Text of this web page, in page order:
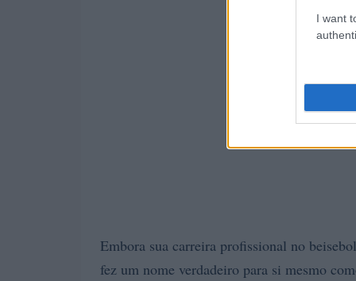
I want
Embora sua carreira profissional no
fez um nome verdadeiro para si mesmo